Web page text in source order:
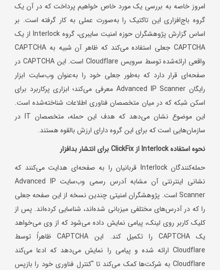
امروز خاصه به بررسی یک مورد خاص خواهیم پرداخت که در آن یک
گروه باج‌افزاری این تاکتیک را به‌صورت عملی به کار گرفته است. بر
اساس گزارش پژوهشگران حوزه امنیت سایبری، گروه Interlock از یک
CAPTCHA جعلی استفاده می‌کند که ظاهر آن شبیه به CAPTCHA
واقعی ارائه‌شده توسط سرویس Cloudflare است. این CAPTCHA در
صفحه‌ای قرار دارد که به‌طور جعلی خود را به‌عنوان وب‌سایت ابزار
رایگان Advanced IP Scanner معرفی می‌کند؛ ابزاری پرکاربرد برای
اسکن شبکه که در میان متخصصان فناوری اطلاعات شناخته‌شده است.
این موضوع نشان می‌دهد که هدف این حمله، متخصصان IT در
سازمان‌هایی است که برای این گروه دارای ارزش بالقوه هستند.
نحوه استفادهInterlock ازClickFix
برای انتشار بدافزار
حمله‌کنندگان Interlock قربانیان را به صفحه‌ای هدایت می‌کنند که
نشانی اینترنتی آن مشابه آدرس رسمی وب‌سایت Advanced IP
Scanner است. پژوهشگران امنیتی چندین نسخه از این صفحه جعلی
را که در آدرس‌های مختلفی میزبانی شده‌اند، شناسایی کرده‌اند. پس از
کلیک کاربر روی لینک، پیامی نمایش داده می‌شود که از وی می‌خواهد
یک CAPTCHA را تکمیل کند. این CAPTCHA ظاهراً توسط
Cloudflare ارائه شده و پیامی را نمایش می‌دهد که ادعا می‌کند
Cloudflare به شرکت‌ها کمک می‌کند تا "کنترل فناوری خود را بازپس